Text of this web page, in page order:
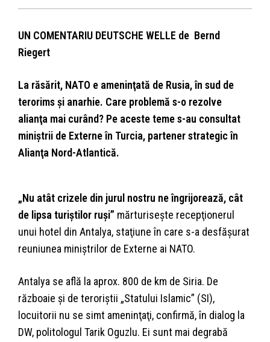
UN COMENTARIU DEUTSCHE WELLE de Bernd
Riegert
La răsărit, NATO e ameninţată de Rusia, în sud de
terorims şi anarhie. Care problemă s-o rezolve
alianţa mai curând? Pe aceste teme s-au consultat
miniştrii de Externe în Turcia, partener strategic în
Alianţa Nord-Atlantică.
„Nu atât crizele din jurul nostru ne îngrijorează, cât
de lipsa turiştilor ruşi” mărturiseşte recepţionerul
unui hotel din Antalya, staţiune în care s-a desfăşurat
reuniunea miniştrilor de Externe ai NATO.
Antalya se află la aprox. 800 de km de Siria. De
războaie şi de teroriştii „Statului Islamic” (SI),
locuitorii nu se simt ameninţaţi, confirmă, în dialog la
DW, politologul Tarik Oguzlu. Ei sunt mai degrabă